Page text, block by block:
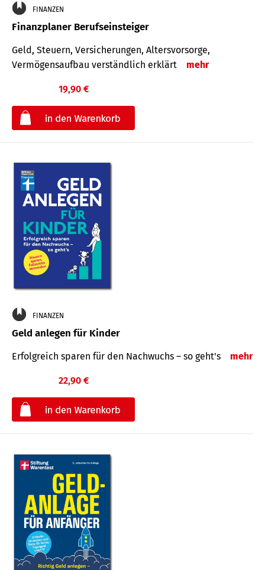
FINANZEN
Finanzplaner Berufseinsteiger
Geld, Steuern, Versicherungen, Altersvorsorge,
Vermögensaufbau verständlich erklärt
mehr
19,90 €
FINANZEN
Geld anlegen für Kinder
Erfolgreich sparen für den Nachwuchs – so geht's mehr
22,90 €